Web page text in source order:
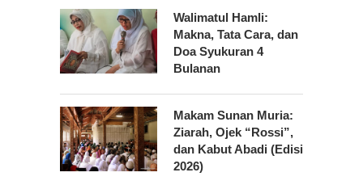
Walimatul Hamli:
Makna, Tata Cara, dan
Doa Syukuran 4
Bulanan
Makam Sunan Muria:
Ziarah, Ojek “Rossi”,
dan Kabut Abadi (Edisi
2026)